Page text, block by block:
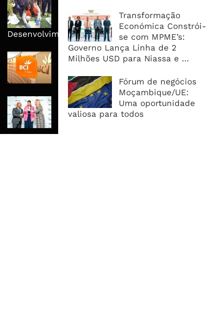
Transformação
Económica Constrói-
se com MPME’s:
Governo Lança Linha de 2
Milhões USD para Niassa e ...
Fórum de negócios
Moçambique/UE:
Uma oportunidade
valiosa para todos
Meticais em Pessene e Reitera
Educação no Centro do
Desenvolvimento
BCI Lucra 3,34 Mil Milhões De
Recua 5,5%
RAIZ Arranca Com 4 Milhões De
Libras Para Criar Novas Soluções De